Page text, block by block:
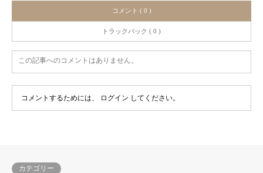
コメント ( 0 )
トラックバック ( 0 )
この記事へのコメントはありません。
コメントするためには、 ログイン してください。
カテゴリー